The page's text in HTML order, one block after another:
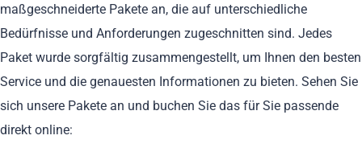
maßgeschneiderte Pakete an, die auf unterschiedliche
Bedürfnisse und Anforderungen zugeschnitten sind. Jedes
Paket wurde sorgfältig zusammengestellt, um Ihnen den besten
Service und die genauesten Informationen zu bieten. Sehen Sie
sich unsere Pakete an und buchen Sie das für Sie passende
direkt online: